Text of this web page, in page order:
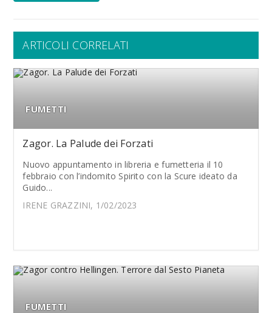
ARTICOLI CORRELATI
FUMETTI
Zagor. La Palude dei Forzati
Nuovo appuntamento in libreria e fumetteria il 10
febbraio con l’indomito Spirito con la Scure ideato da
Guido...
IRENE GRAZZINI, 1/02/2023
FUMETTI